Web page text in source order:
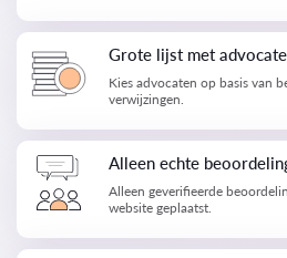
Grote lijst met
Kies advocaten op basis van
verwijzingen.
Alleen echte
Alleen geverifieerde
website geplaatst.